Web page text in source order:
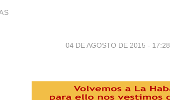
04 DE AGOSTO DE 2015 - 17:28